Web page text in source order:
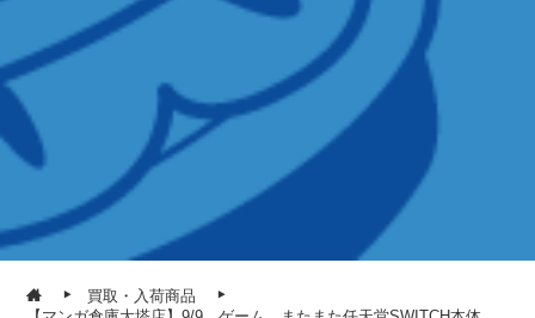
買取・入荷商品